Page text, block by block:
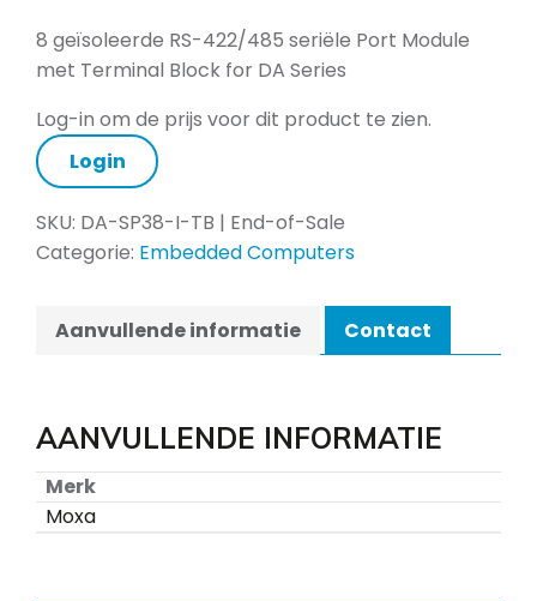
8 geïsoleerde RS-422/485 seriële Port Module
met Terminal Block for DA Series
Log-in om de prijs voor dit product te zien.
Login
SKU: DA-SP38-I-TB | End-of-Sale
Categorie: Embedded Computers
Aanvullende informatie Contact
AANVULLENDE INFORMATIE
Merk
Moxa